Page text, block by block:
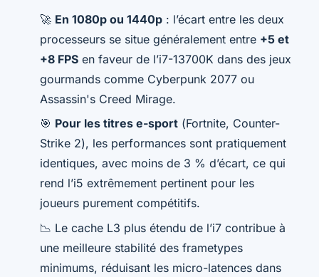
🚀 En 1080p ou 1440p : l’écart entre les deux
processeurs se situe généralement entre +5 et
+8 FPS en faveur de l’i7-13700K dans des jeux
gourmands comme Cyberpunk 2077 ou
Assassin's Creed Mirage.
🎯 Pour les titres e-sport (Fortnite, Counter-
Strike 2), les performances sont pratiquement
identiques, avec moins de 3 % d’écart, ce qui
rend l’i5 extrêmement pertinent pour les
joueurs purement compétitifs.
📉 Le cache L3 plus étendu de l’i7 contribue à
une meilleure stabilité des frametypes
minimums, réduisant les micro-latences dans